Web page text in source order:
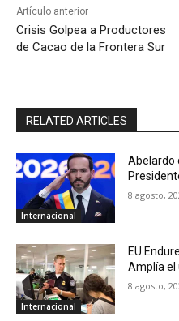
Artículo anterior
Crisis Golpea a Productores
de Cacao de la Frontera Sur
RELATED ARTICLES
Internacional
Abelardo
8 agosto,
Internacional
EU
Amplía el
8 agosto,